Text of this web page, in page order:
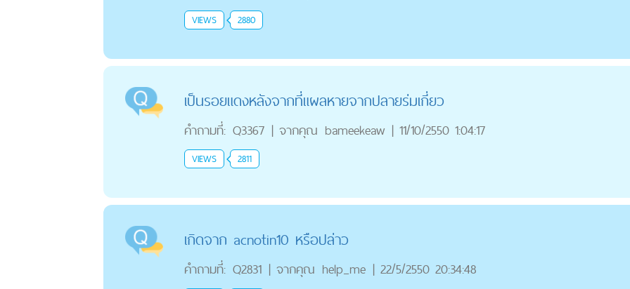
VIEWS 2880
เป็นรอยแดงหลังจากที่แผลหายจากปลายร่มเกี่ยว
คำถามที่: Q3367 | จากคุณ bameekeaw | 11/10/2550 1:04:17
VIEWS 2811
เกิดจาก acnotin10 หรือปล่าว
คำถามที่: Q2831 | จากคุณ help_me | 22/5/2550 20:34:48